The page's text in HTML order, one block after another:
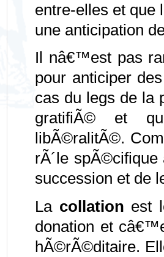
entre-elles et que
une anticipation
Il nâ€™est pas
pour anticiper
cas du legs de la
gratifiÃ© et
libÃ©ralitÃ©.
rÃ´le
succession et de
La collation est
donation et
hÃ©rÃ©ditaire.